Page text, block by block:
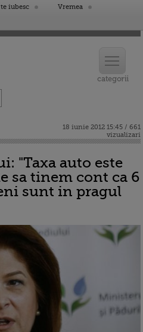
iubesc
Vremea
18 iunie 2012 15:45 / 661
vizualizari
"Taxa auto este
sa tinem cont ca 6
sunt in pragul